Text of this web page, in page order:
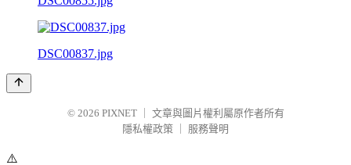
DSC00837.jpg
© 2026 PIXNET
文章與圖片權利屬原作者所有
隱私權政策
服務聲明
⚠️